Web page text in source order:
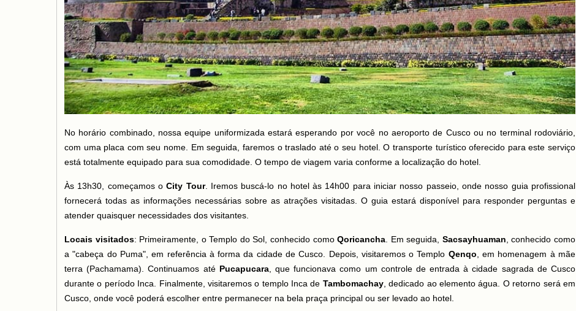
No horário combinado, nossa equipe uniformizada estará esperando por você no aeroporto de Cusco ou no terminal rodoviário,
com uma placa com seu nome. Em seguida, faremos o traslado até o seu hotel. O transporte turístico oferecido para este serviço
está totalmente equipado para sua comodidade. O tempo de viagem varia conforme a localização do hotel.
Às 13h30, começamos oCity Tour. Iremos buscá-lo no hotel às 14h00 para iniciar nosso passeio, onde nosso guia profissional
fornecerá todas as informações necessárias sobre as atrações visitadas. O guia estará disponível para responder perguntas e
atender quaisquer necessidades dos visitantes.
Locais visitados: Primeiramente, o Templo do Sol, conhecido comoQoricancha . Em seguida, Sacsayhuaman , conhecido como
a "cabeça do Puma", em referência à forma da cidade de Cusco. Depois, visitaremos o Templo Qenqo , em homenagem à mãe
terra (Pachamama). Continuamos até Pucapucara, que funcionava como um controle de entrada à cidade sagrada de Cusco
durante o período Inca. Finalmente, visitaremos o templo Inca de Tambomachay, dedicado ao elemento água. O retorno será em
Cusco, onde você poderá escolher entre permanecer na bela praça principal ou ser levado ao hotel.